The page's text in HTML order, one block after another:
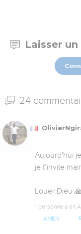
Laisser
24
Aujourd'hui
je t’invite
Louer Dieu
1 personne a dit
AMEN